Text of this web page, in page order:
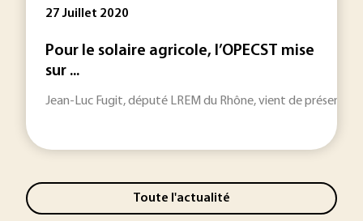
27 Juillet 2020
Pour le solaire agricole, l’OPECST mise
sur ...
Jean-Luc Fugit, député LREM du Rhône, vient de
Toute l'actualité